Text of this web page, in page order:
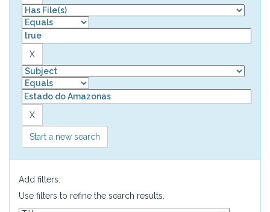
Start a new search
Add filters:
Use filters to refine the search results.